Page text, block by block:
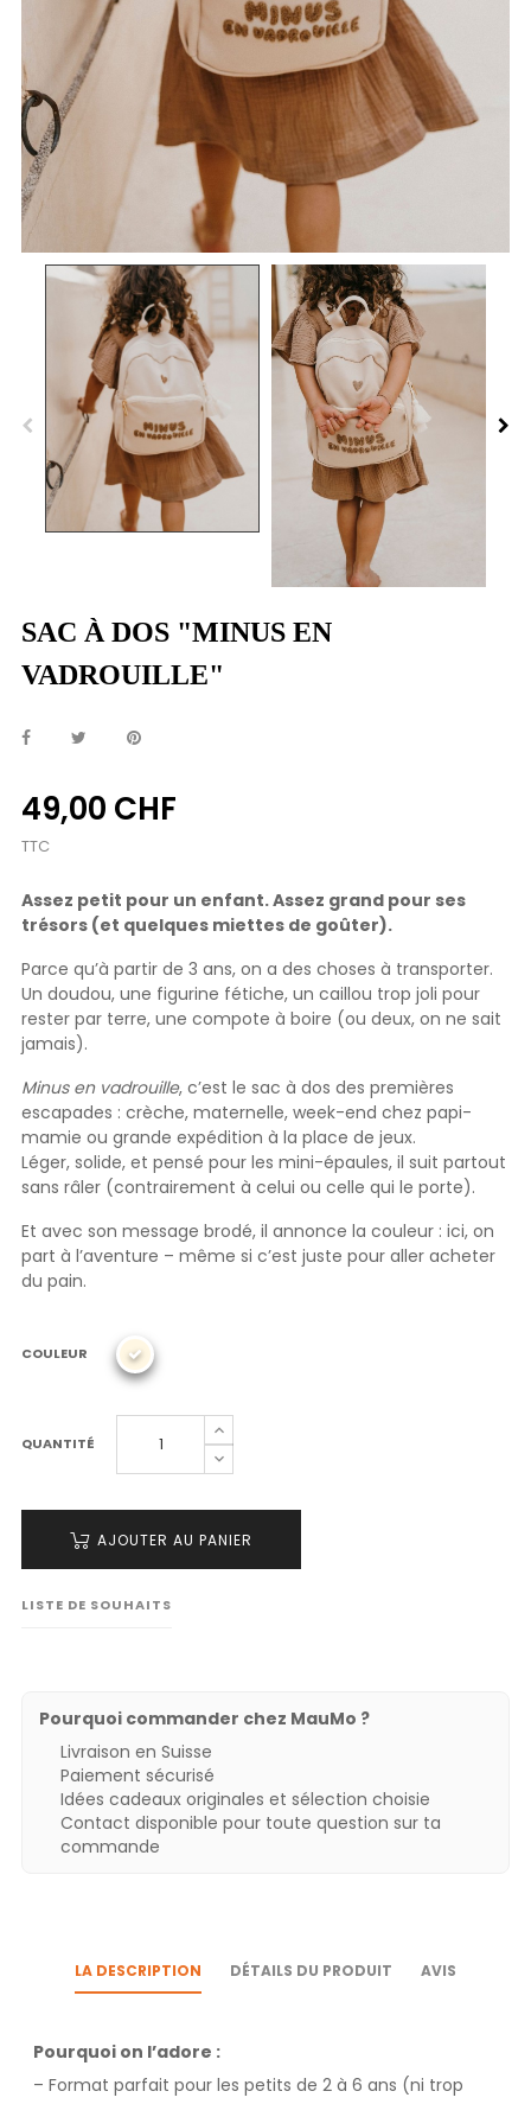
SAC À DOS "MINUS EN
VADROUILLE"
49,00 CHF
TTC
Assez petit pour un enfant. Assez grand pour ses
trésors (et quelques miettes de goûter).
Parce qu’à partir de 3 ans, on a des choses à transporter.
Un doudou, une figurine fétiche, un caillou trop joli pour
rester par terre, une compote à boire (ou deux, on ne sait
jamais).
Minus en vadrouille, c’est le sac à dos des premières
escapades : crèche, maternelle, week-end chez papi-
mamie ou grande expédition à la place de jeux.
Léger, solide, et pensé pour les mini-épaules, il suit partout
sans râler (contrairement à celui ou celle qui le porte).
Et avec son message brodé, il annonce la couleur : ici, on
part à l’aventure – même si c’est juste pour aller acheter
du pain.
COULEUR
QUANTITÉ
AJOUTER AU PANIER
LISTE DE SOUHAITS
Pourquoi commander chez MauMo ?
Livraison en Suisse
Paiement sécurisé
Idées cadeaux originales et sélection choisie
Contact disponible pour toute question sur ta
commande
LA DESCRIPTION DÉTAILS DU PRODUIT AVIS
Pourquoi on l’adore :
– Format parfait pour les petits de 2 à 6 ans (ni trop